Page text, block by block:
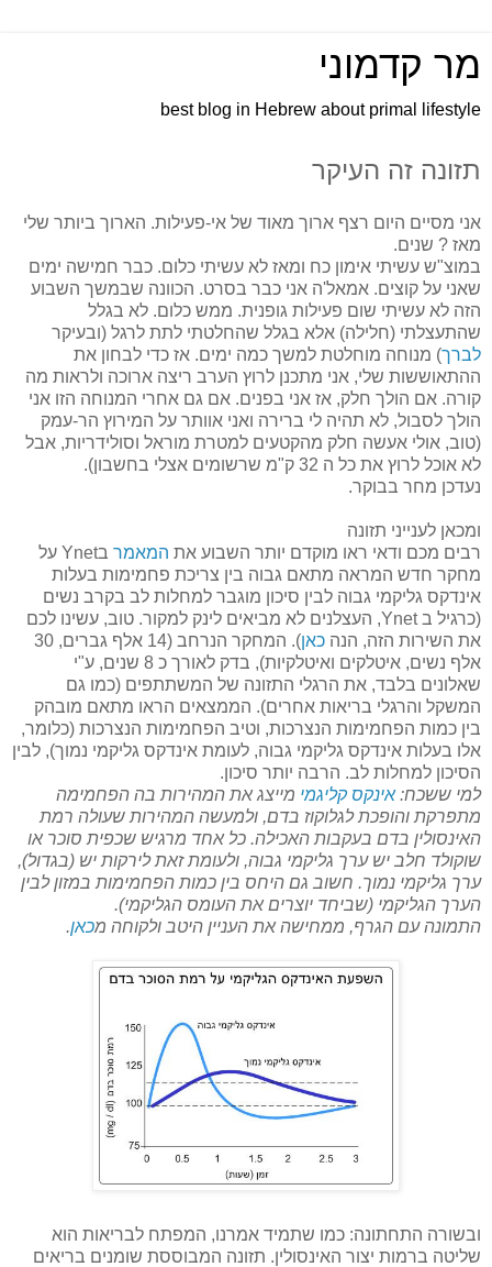
מר קדמוני
best blog in Hebrew about primal lifestyle
תזונה זה העיקר
אני מסיים היום רצף ארוך מאוד של אי-פעילות. הארוך ביותר שלי
מאז ? שנים.
במוצ"ש עשיתי אימון כח ומאז לא עשיתי כלום. כבר חמישה ימים
שאני על קוצים. אמאל'ה אני כבר בסרט. הכוונה שבמשך השבוע
הזה לא עשיתי שום פעילות גופנית. ממש כלום. לא בגלל
שהתעצלתי (חלילה) אלא בגלל שהחלטתי לתת לרגל (ובעיקר
לברך) מנוחה מוחלטת למשך כמה ימים. אז כדי לבחון את
ההתאוששות שלי, אני מתכנן לרוץ הערב ריצה ארוכה ולראות מה
קורה. אם הולך חלק, אז אני בפנים. אם גם אחרי המנוחה הזו אני
הולך לסבול, לא תהיה לי ברירה ואני אוותר על המירוץ הר-עמק
(טוב, אולי אעשה חלק מהקטעים למטרת מוראל וסולידריות, אבל
לא אוכל לרוץ את כל ה 32 ק"מ שרשומים אצלי בחשבון).
נעדכן מחר בבוקר.
ומכאן לענייני תזונה
רבים מכם ודאי ראו מוקדם יותר השבוע את המאמר
בYnet על
מחקר חדש המראה מתאם גבוה בין צריכת פחמימות בעלות
אינדקס גליקמי גבוה לבין סיכון מוגבר למחלות לב בקרב נשים
(כרגיל ב Ynet, העצלנים לא מביאים לינק למקור. טוב, עשינו לכם
את השירות הזה, הנה כאן
). המחקר הנרחב (14 אלף גברים, 30
אלף נשים, איטלקים ואיטלקיות), בדק לאורך כ 8 שנים, ע"י
שאלונים בלבד, את הרגלי התזונה של המשתתפים (כמו גם
המשקל והרגלי בריאות אחרים). הממצאים הראו מתאם מובהק
בין כמות הפחמימות הנצרכות, וטיב הפחמימות הנצרכות (כלומר,
אלו בעלות אינדקס גליקמי גבוה, לעומת אינדקס גליקמי נמוך), לבין
הסיכון למחלות לב. הרבה יותר סיכון.
למי ששכח:אינקס קליגמי מייצג את המהירות בה הפחמימה
מתפרקת והופכת לגלוקוז בדם, ולמעשה המהירות שעולה רמת
האינסולין בדם בעקבות האכילה. כל אחד מרגיש שכפית סוכר או
שוקולד חלב יש ערך גליקמי גבוה, ולעומת זאת לירקות יש (בגדול),
ערך גליקמי נמוך. חשוב גם היחס בין כמות הפחמימות במזון לבין
הערך הגליקמי (שביחד יוצרים את העומס הגליקמי).
התמונה עם הגרף, ממחישה את העניין היטב ולקוחה מכאן.
ובשורה התחתונה: כמו שתמיד אמרנו, המפתח לבריאות הוא
שליטה ברמות יצור האינסולין. תזונה המבוססת שומנים בריאים